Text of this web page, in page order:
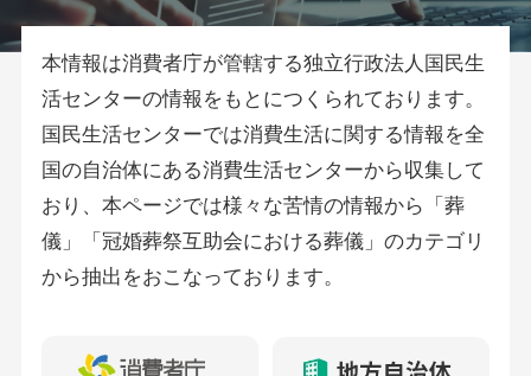
本情報は消費者庁が管轄する独立行政法人国民生
活センターの情報をもとにつくられております。
国民生活センターでは消費生活に関する情報を全
国の自治体にある消費生活センターから収集して
おり、本ページでは様々な苦情の情報から「葬
儀」「冠婚葬祭互助会における葬儀」のカテゴリ
から抽出をおこなっております。